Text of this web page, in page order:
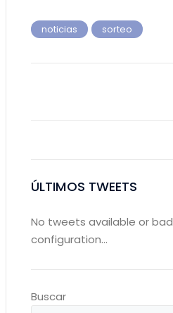
noticias sorteo
ÚLTIMOS TWEETS
No tweets available or bad
configuration...
Buscar